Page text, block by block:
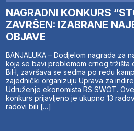
NAGRADNI KONKURS
ZAVRŠEN: IZABRANE
OBJAVE
BANJALUKA – Dodjelom nagrada za
koja se bavi problemom crnog tržišta
BiH, završava se sedma po redu
zajednički organizuju Uprava za
Udruženje ekonomista RS SWOT.
konkurs prijavljeno je ukupno 13
radovi bili […]